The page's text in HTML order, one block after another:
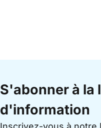
S'abonner à la
d'information